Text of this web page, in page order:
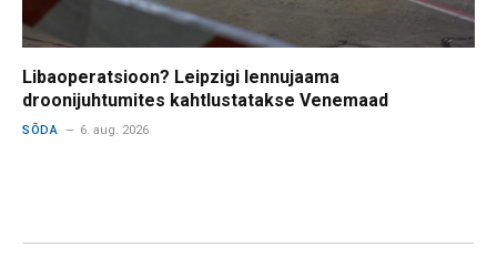
Libaoperatsioon? Leipzigi lennujaama
droonijuhtumites kahtlustatakse Venemaad
SÕDA 6. aug. 2026